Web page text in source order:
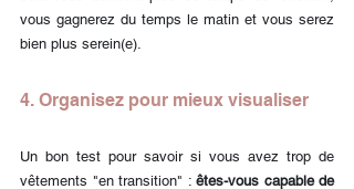
vous gagnerez du temps le matin et vous serez
bien plus serein(e).
4. Organisez pour mieux visualiser
Un bon test pour savoir si vous avez trop de
vêtements "en transition" : êtes-vous capable de